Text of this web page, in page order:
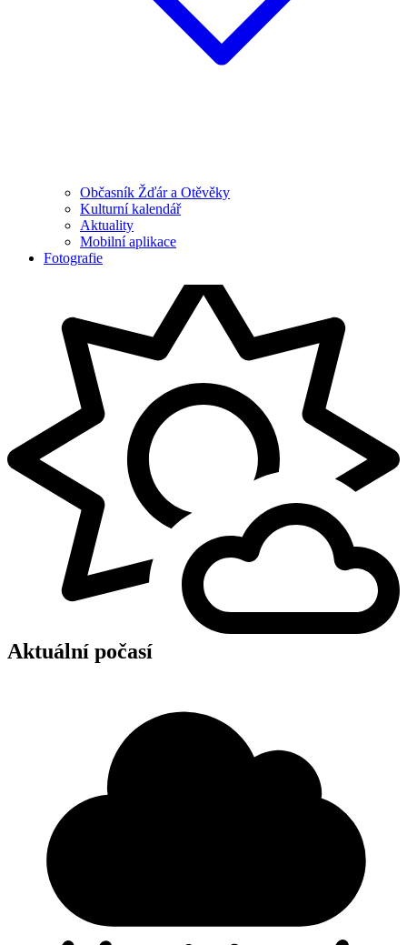
Občasník Žďár a Otěvěky
Kulturní kalendář
Aktuality
Mobilní aplikace
Fotografie
Aktuální počasí